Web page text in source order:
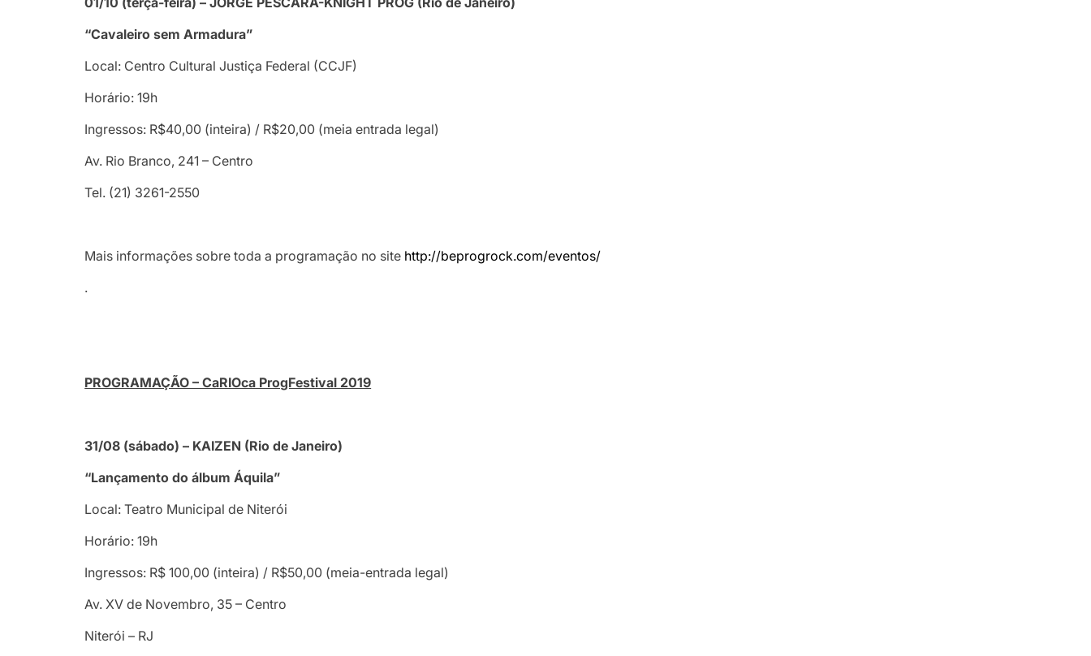
“Cavaleiro sem Armadura”
Local: Centro Cultural Justiça Federal (CCJF)
Horário: 19h
Ingressos: R$40,00 (inteira) / R$20,00 (meia entrada legal)
Av. Rio Branco, 241 – Centro
Tel. (21) 3261-2550
Mais informações sobre toda a programação no site http://beprogrock.com/eventos/
.
PROGRAMAÇÃO – CaRIOca ProgFestival 2019
31/08 (sábado) – KAIZEN (Rio de Janeiro)
“Lançamento do álbum Áquila”
Local: Teatro Municipal de Niterói
Horário: 19h
Ingressos: R$ 100,00 (inteira) / R$50,00 (meia-entrada legal)
Av. XV de Novembro, 35 – Centro
Niterói – RJ